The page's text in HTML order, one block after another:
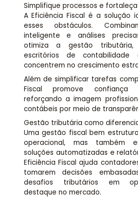
Simplifique processos e
A Eficiência Fiscal é a solução
esses obstáculos.
inteligente e análises
otimiza a gestão tributária,
escritórios de
concentrem no crescimento
Além de simplificar tarefas
Fiscal promove confiança
reforçando a imagem
contábeis por meio de
Gestão tributária como
Uma gestão fiscal bem
operacional, mas também
soluções automatizadas e
Eficiência Fiscal ajuda
tomarem decisões
desafios tributários em
destaque no mercado.